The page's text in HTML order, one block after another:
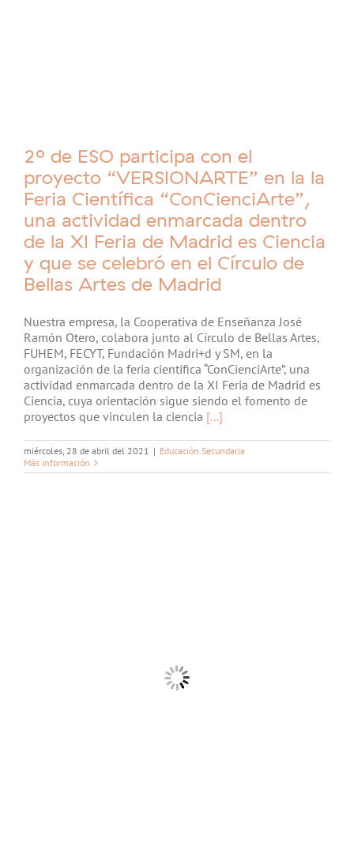
2º de ESO participa con el
proyecto “VERSIONARTE” en la la
Feria Científica “ConCienciArte”,
una actividad enmarcada dentro
de la XI Feria de Madrid es Ciencia
y que se celebró en el Círculo de
Bellas Artes de Madrid
Nuestra empresa, la Cooperativa de Enseñanza José
Ramón Otero, colabora junto al Círculo de Bellas Artes,
FUHEM, FECYT, Fundación Madri+d y SM, en la
organización de la feria científica “ConCienciArte”, una
actividad enmarcada dentro de la XI Feria de Madrid es
Ciencia, cuya orientación sigue siendo el fomento de
proyectos que vinculen la ciencia [...]
miércoles, 28 de abril del 2021 | Educación Secundaria
Más información